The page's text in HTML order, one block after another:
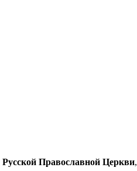
Православной Церкви,